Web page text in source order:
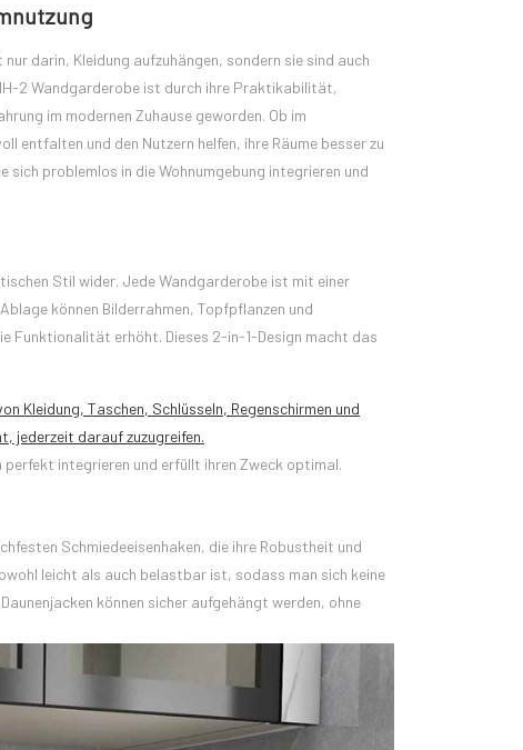
darin, Kleidung aufzuhängen, sondern sie sind auch
2 Wandgarderobe ist durch ihre Praktikabilität,
im modernen Zuhause geworden. Ob im
entfalten und den Nutzern helfen, ihre Räume besser zu
problemlos in die Wohnumgebung integrieren und
Stil wider. Jede Wandgarderobe ist mit einer
können Bilderrahmen, Topfpflanzen und
Funktionalität erhöht. Dieses 2-in-1-Design macht das
Kleidung, Taschen, Schlüsseln, Regenschirmen und
jederzeit darauf zuzugreifen.
integrieren und erfüllt ihren Zweck optimal.
Schmiedeeisenhaken, die ihre Robustheit und
leicht als auch belastbar ist, sodass man sich keine
können sicher aufgehängt werden, ohne